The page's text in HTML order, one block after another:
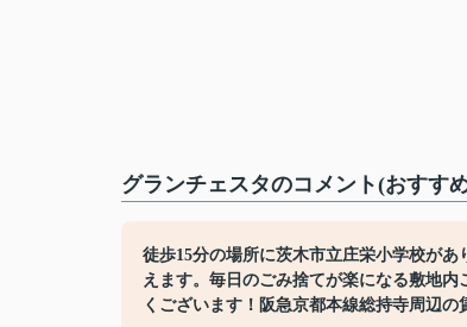
グランチェスタのコメント(おすす
徒歩15分の場所に茨木市立庄栄小学校が
えます。毎日のごみ捨てが楽になる敷地
くございます！阪急京都本線総持寺周辺の